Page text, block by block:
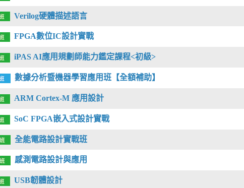
Verilog硬體描述語言
FPGA數位IC設計實戰
iPAS AI應用規劃師能力鑑定課程<初級>
數據分析暨機器學習應用班【全額補助】
ARM Cortex-M 應用設計
SoC FPGA嵌入式設計實戰
全能電路設計實戰班
感測電路設計與應用
USB韌體設計